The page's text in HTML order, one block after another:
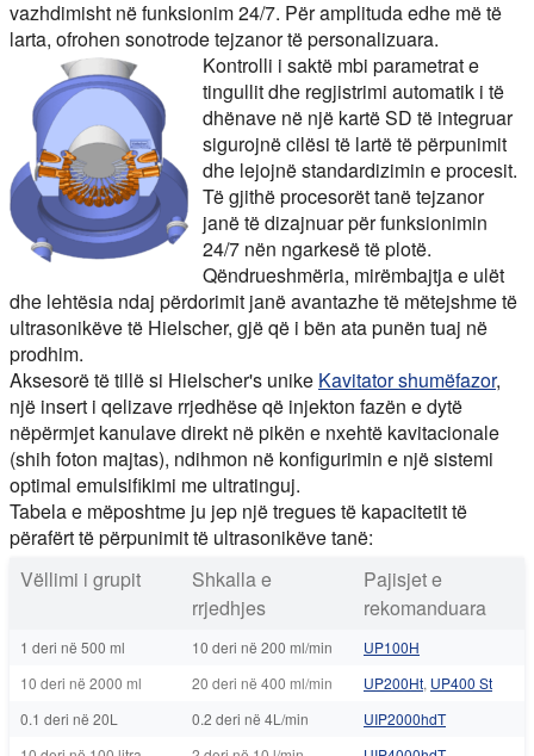
vazhdimisht në funksionim 24/7. Për amplituda edhe më të
larta, ofrohen sonotrode tejzanor të personalizuara.
Kontrolli i saktë mbi parametrat e
tingullit dhe regjistrimi automatik i të
dhënave në një kartë SD të integruar
sigurojnë cilësi të lartë të përpunimit
dhe lejojnë standardizimin e procesit.
Të gjithë procesorët tanë tejzanor
janë të dizajnuar për funksionimin
24/7 nën ngarkesë të plotë.
Qëndrueshmëria, mirëmbajtja e ulët
dhe lehtësia ndaj përdorimit janë avantazhe të mëtejshme të
ultrasonikëve të Hielscher, gjë që i bën ata punën tuaj në
prodhim.
Aksesorë të tillë si Hielscher's unike Kavitator shumëfazor,
një insert i qelizave rrjedhëse që injekton fazën e dytë
nëpërmjet kanulave direkt në pikën e nxehtë kavitacionale
(shih foton majtas), ndihmon në konfigurimin e një sistemi
optimal emulsifikimi me ultratinguj.
Tabela e mëposhtme ju jep një tregues të kapacitetit të
përafërt të përpunimit të ultrasonikëve tanë:
Vëllimi i grupit
Shkalla e
rrjedhjes
Pajisjet e
rekomanduara
1 deri në 500 ml 10 deri në 200 ml/min
UP100H
10 deri në 2000 ml
20 deri në 400 ml/min UP200Ht, UP400 St
0.1 deri në 20L
0.2 deri në 4L/min
UIP2000hdT